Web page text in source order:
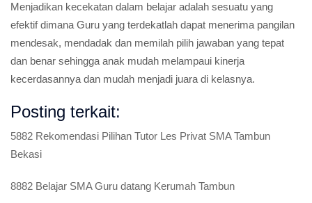
Menjadikan kecekatan dalam belajar adalah sesuatu yang
efektif dimana Guru yang terdekatlah dapat menerima pangilan
mendesak, mendadak dan memilah pilih jawaban yang tepat
dan benar sehingga anak mudah melampaui kinerja
kecerdasannya dan mudah menjadi juara di kelasnya.
Posting terkait:
5882 Rekomendasi Pilihan Tutor Les Privat SMA Tambun
Bekasi
8882 Belajar SMA Guru datang Kerumah Tambun